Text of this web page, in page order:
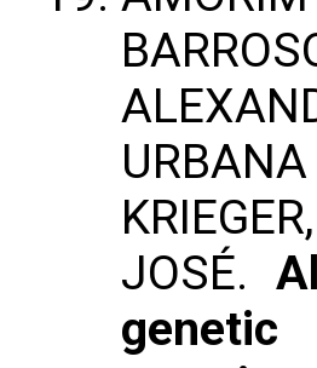
JOSÉ.
genetic